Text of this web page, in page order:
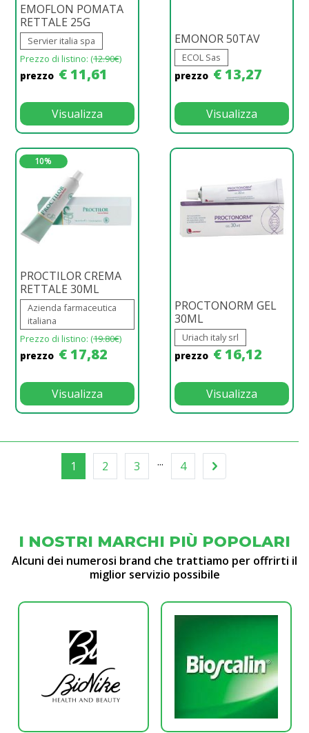
EMOFLON POMATA
RETTALE 25G
Servier italia spa
Prezzo di listino: (12.90€)
prezzo € 11,61
Visualizza
EMONOR 50TAV
ECOL Sas
prezzo € 13,27
Visualizza
10%
PROCTILOR CREMA
RETTALE 30ML
Azienda farmaceutica
italiana
Prezzo di listino: (19.80€)
prezzo € 17,82
Visualizza
PROCTONORM GEL
30ML
Uriach italy srl
prezzo € 16,12
Visualizza
1 2 3 ... 4
I NOSTRI MARCHI PIÙ POPOLARI
Alcuni dei numerosi brand che trattiamo per offrirti il
miglior servizio possibile